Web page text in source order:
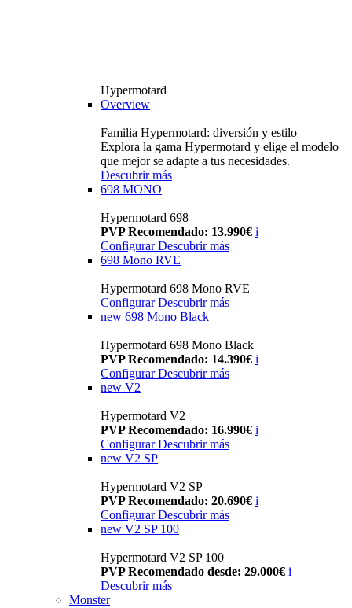
Hypermotard
Overview
Familia Hypermotard: diversión y estilo
Explora la gama Hypermotard y elige el modelo
que mejor se adapte a tus necesidades.
Descubrir más
698 MONO
Hypermotard 698
PVP Recomendado: 13.990€ i
ConfigurarDescubrir más
698 Mono RVE
Hypermotard 698 Mono RVE
Configurar Descubrir más
new 698 Mono Black
Hypermotard 698 Mono Black
PVP Recomendado: 14.390€ i
Configurar Descubrir más
new V2
Hypermotard V2
PVP Recomendado: 16.990€ i
Configurar Descubrir más
new V2 SP
Hypermotard V2 SP
PVP Recomendado: 20.690€ i
Configurar Descubrir más
new V2 SP 100
Hypermotard V2 SP 100
PVP Recomendado desde: 29.000€ i
Descubrir más
Monster